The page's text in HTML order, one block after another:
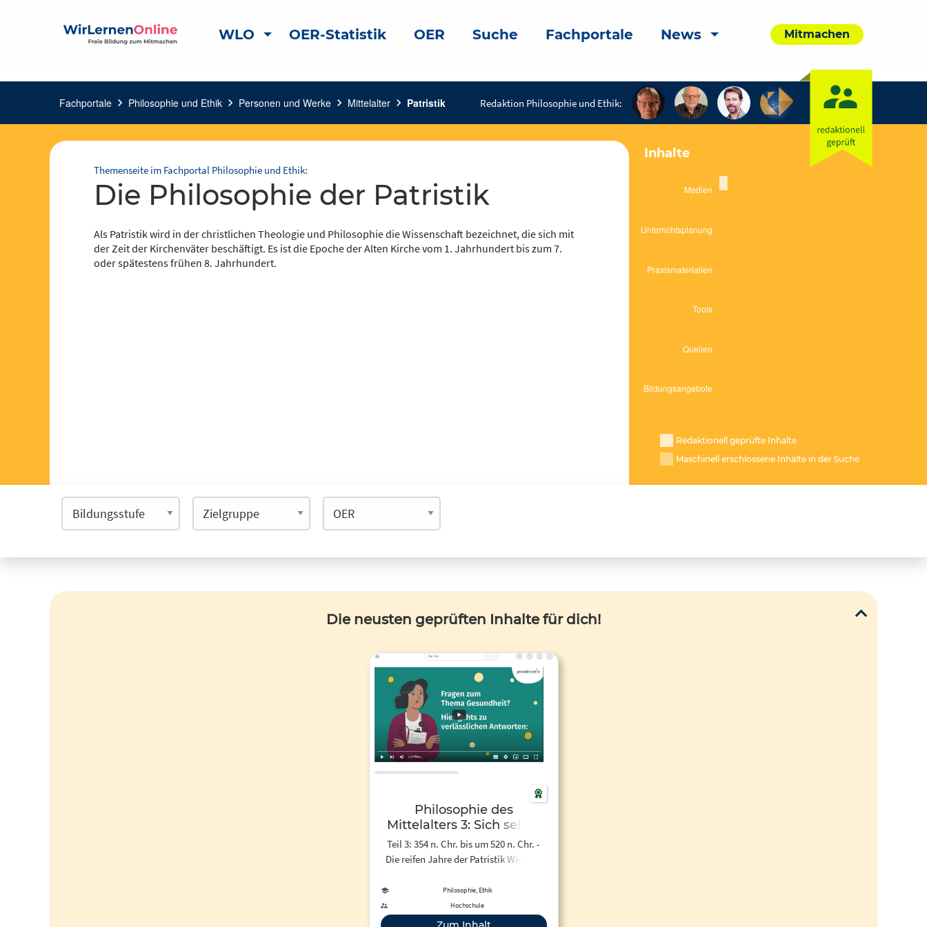
WLO OER-Statistik OER Suche Fachportale News Mitmachen
Fachportale chevron_right Philosophie und Ethik chevron_right Personen und Werke chevron_right Mittelalter chevron_right Patristik Redaktion Philosophie und Ethik:
Themenseite im Fachportal Philosophie und Ethik:
die Philosophie der Patristik
Als Patristik wird in der christlichen Theologie und Philosophie die Wissenschaft bezeichnet, die sich mit
der Zeit der Kirchenväter beschäftigt. Es ist die Epoche der Alten Kirche vom 1. Jahrhundert bis zum 7.
oder spätestens frühen 8. Jahrhundert.
Inhalte
Redaktionell geprüfte Inhalte
Maschinell erschlossene Inhalte in der Suche
Die neusten geprüften Inhalte für dich!
Philosophie des
Mittelalters 3: Sich selbst
zur Frage geworden
Teil 3: 354 n. Chr. bis um 520 n. Chr. -
Die reifen Jahre der Patristik Wie sich
Selbsterkenntnis? Was das Verhältnis
von Selbst und Anderem? Wie
Allgemeingültigkeit der Erkenntnis
Philosophie, Ethik
Hochschule